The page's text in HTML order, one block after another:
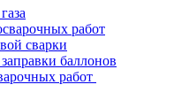
работ
сварки
баллонов
работ